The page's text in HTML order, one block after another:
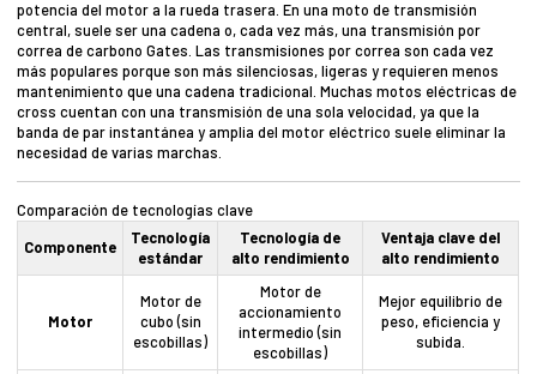
potencia del motor a la rueda trasera. En una moto de transmisión
central, suele ser una cadena o, cada vez más, una transmisión por
correa de carbono Gates. Las transmisiones por correa son cada vez
más populares porque son más silenciosas, ligeras y requieren menos
mantenimiento que una cadena tradicional. Muchas motos eléctricas de
cross cuentan con una transmisión de una sola velocidad, ya que la
banda de par instantánea y amplia del motor eléctrico suele eliminar la
necesidad de varias marchas.
Comparación de tecnologías clave
Componente
Tecnología
estándar
Tecnología de
alto rendimiento
Ventaja clave del
alto rendimiento
Motor
Motor de
cubo (sin
escobillas)
Motor de
accionamiento
intermedio (sin
escobillas)
Mejor equilibrio de
peso, eficiencia y
subida.